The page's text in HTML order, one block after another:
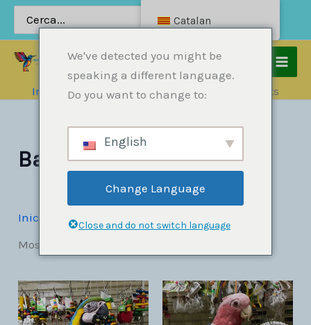
Salta
Inici Productes Papagarros Baby Parrots
Baby Parrots
Inici Papagarros
Mostrant tots els resultats de 3
Catalan
We've detected you might be
speaking a different language.
Do you want to change to:
English
Change Language
Close and do not switch language